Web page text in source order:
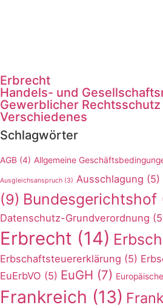
Erbrecht
Handels- und
Gewerblicher Rechtsschutz
Verschiedenes
Schlagwörter
AGB (4) Allgemeine
Ausgleichsanspruch (3) Ausschlagung (5)
(9) Bundesgerichtshof
Datenschutz-Grundverordnung
Erbrecht (14)
Erbschaftsteuererklärung (5)
EuErbVO (5) EuGH (7)
Frankreich (13)